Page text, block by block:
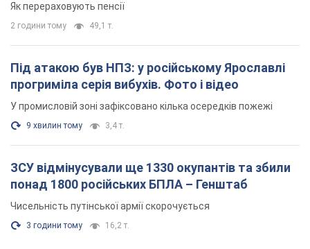
Як перераховують пенсії
2 години тому 49,1 т.
Під атакою був НПЗ: у російському Ярославлі
прогриміла серія вибухів. Фото і відео
У промисловій зоні зафіксовано кілька осередків пожежі
9 хвилин тому 3,4 т.
ЗСУ відмінусували ще 1330 окупантів та збили
понад 1800 російських БПЛА – Генштаб
Чисельність путінської армії скорочується
3 години тому 16,2 т.